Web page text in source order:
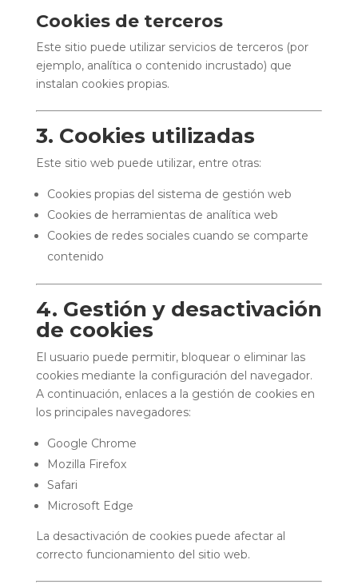
Cookies de terceros
Este sitio puede utilizar servicios de terceros (por
ejemplo, analítica o contenido incrustado) que
instalan cookies propias.
3. Cookies utilizadas
Este sitio web puede utilizar, entre otras:
Cookies propias del sistema de gestión web
Cookies de herramientas de analítica web
Cookies de redes sociales cuando se comparte
contenido
4. Gestión y desactivación
de cookies
El usuario puede permitir, bloquear o eliminar las
cookies mediante la configuración del navegador.
A continuación, enlaces a la gestión de cookies en
los principales navegadores:
Google Chrome
Mozilla Firefox
Safari
Microsoft Edge
La desactivación de cookies puede afectar al
correcto funcionamiento del sitio web.